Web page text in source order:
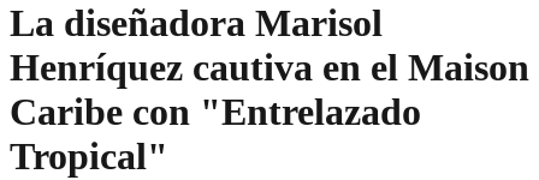
La diseñadora Marisol
Henríquez cautiva en el Maison
Caribe con "Entrelazado
Tropical"